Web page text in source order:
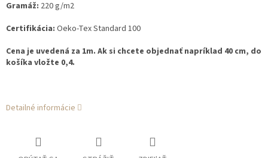
Gramáž: 220 g/m2
Certifikácia: Oeko-Tex Standard 100
Cena je uvedená za 1m. Ak si chcete objednať napríklad 40 cm, do
košíka vložte 0,4.
Detailné informácie